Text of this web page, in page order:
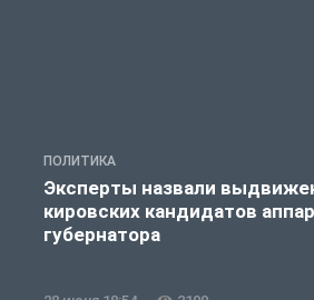
ПОЛИТИКА
Эксперты назвали
кировских кандидатов
губернатора